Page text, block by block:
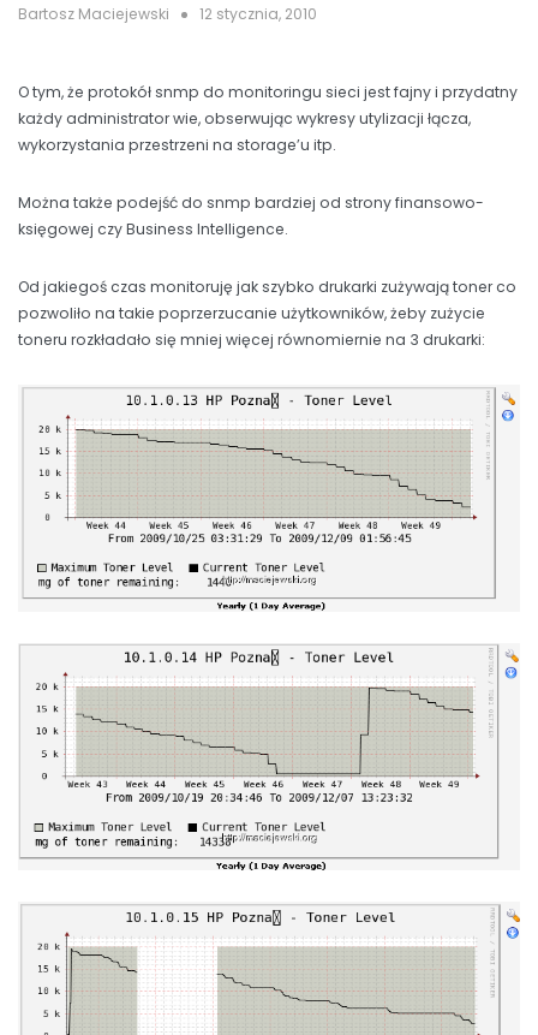
Bartosz Maciejewski 12 stycznia, 2010
O tym, że protokół snmp do monitoringu sieci jest fajny i przydatny
każdy administrator wie, obserwując wykresy utylizacji łącza,
wykorzystania przestrzeni na storage’u itp.
Można także podejść do snmp bardziej od strony finansowo-
księgowej czy Business Intelligence.
Od jakiegoś czas monitoruję jak szybko drukarki zużywają toner co
pozwoliło na takie poprzerzucanie użytkowników, żeby zużycie
toneru rozkładało się mniej więcej równomiernie na 3 drukarki: